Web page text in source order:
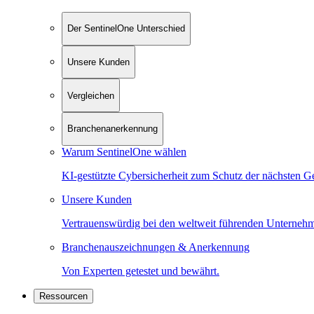
Der SentinelOne Unterschied
Unsere Kunden
Vergleichen
Branchenanerkennung
Warum SentinelOne wählen
KI-gestützte Cybersicherheit zum Schutz der nächsten
Unsere Kunden
Vertrauenswürdig bei den weltweit führenden
Branchenauszeichnungen & Anerkennung
Von Experten getestet und bewährt.
Ressourcen